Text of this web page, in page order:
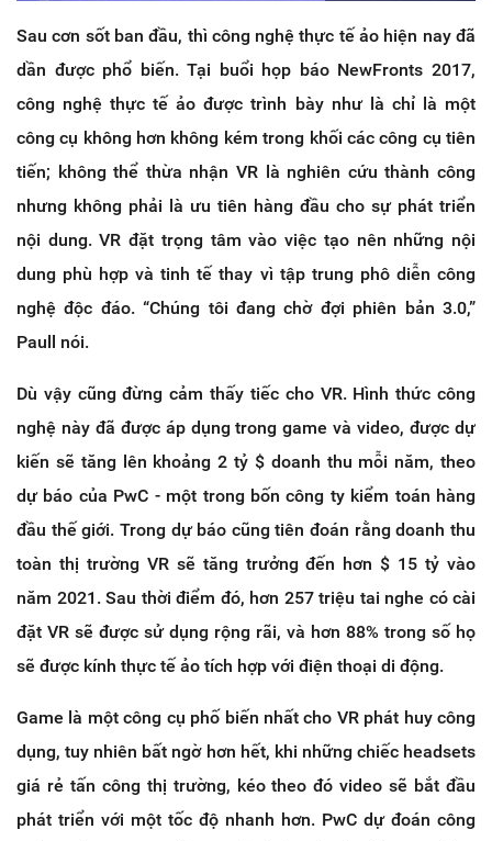
Sau cơn sốt ban đầu, thì công nghệ thực tế ảo hiện nay đã
dần được phổ biến. Tại buổi họp báo NewFronts 2017,
công nghệ thực tế ảo được trình bày như là chỉ là một
công cụ không hơn không kém trong khối các công cụ tiên
tiến; không thể thừa nhận VR là nghiên cứu thành công
nhưng không phải là ưu tiên hàng đầu cho sự phát triển
nội dung. VR đặt trọng tâm vào việc tạo nên những nội
dung phù hợp và tinh tế thay vì tập trung phô diễn công
nghệ độc đáo. “Chúng tôi đang chờ đợi phiên bản 3.0,”
Paull nói.
Dù vậy cũng đừng cảm thấy tiếc cho VR. Hình thức công
nghệ này đã được áp dụng trong game và video, được dự
kiến sẽ tăng lên khoảng 2 tỷ $ doanh thu mỗi năm, theo
dự báo của PwC - một trong bốn công ty kiểm toán hàng
đầu thế giới. Trong dự báo cũng tiên đoán rằng doanh thu
toàn thị trường VR sẽ tăng trưởng đến hơn $ 15 tỷ vào
năm 2021. Sau thời điểm đó, hơn 257 triệu tai nghe có cài
đặt VR sẽ được sử dụng rộng rãi, và hơn 88% trong số họ
sẽ được kính thực tế ảo tích hợp với điện thoại di động.
Game là một công cụ phố biến nhất cho VR phát huy công
dụng, tuy nhiên bất ngờ hơn hết, khi những chiếc headsets
giá rẻ tấn công thị trường, kéo theo đó video sẽ bắt đầu
phát triển với một tốc độ nhanh hơn. PwC dự đoán công